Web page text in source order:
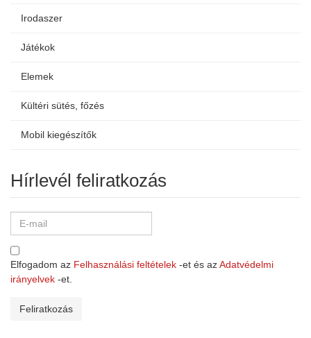
Irodaszer
Játékok
Elemek
Kültéri sütés, főzés
Mobil kiegészítők
Hírlevél feliratkozás
Elfogadom az Felhasználási feltételek -et és azAdatvédelmi
irányelvek -et.